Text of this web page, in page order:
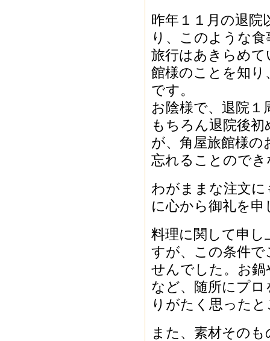
昨年１１月の退院
り、このような
旅行はあきらめ
館様のことを知
です。
お陰様で、退院１
もちろん退院後
が、角屋旅館様の
忘れることので
わがままな注文
に心から御礼を申
料理に関して申
すが、この条件
せんでした。お
など、随所にプ
りがたく思った
また、素材その